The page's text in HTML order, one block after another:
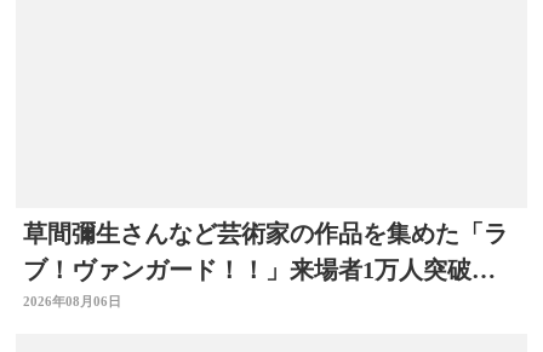
草間彌生さんなど芸術家の作品を集めた「ラ
ブ！ヴァンガード！！」来場者1万人突破
大分県立美術館
2026年08月06日